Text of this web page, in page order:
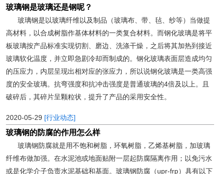
玻璃钢是玻璃还是钢呢？
玻璃钢是以玻璃纤维以及制品（玻璃布、带、毡、纱等）当做提
高材料，以合成树脂作基体材料的一类复合材料。而钢化玻璃是将平
板玻璃按产品标准实现切割、磨边、洗涤干燥，之后将其加热到接近
玻璃软化温度，并立即急剧冷却而制成的。钢化玻璃表面层造成均匀
的压应力，内层呈现出相对应的张应力，所以说钢化玻璃是一类高强
度的安全玻璃。抗弯强度和抗冲击强度是普通玻璃的4倍及以上。且
破碎后，其碎片呈颗粒状，提升了产品的采用安全性。
2020-05-29 [行业动态]
玻璃钢的防腐的作用怎么样
玻璃钢防腐就是用不饱和树脂，环氧树脂，乙烯基树脂，加玻璃
纤维布做加强。在水泥池或地面贴附一层起防腐隔离作用；以免污水
或是化学介子负责水泥基础和基面。玻璃钢防腐（upr-frp）具有以下